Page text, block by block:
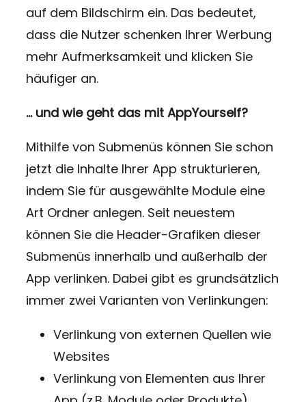
auf dem Bildschirm ein. Das bedeutet,
dass die Nutzer schenken Ihrer Werbung
mehr Aufmerksamkeit und klicken Sie
häufiger an.
… und wie geht das mit AppYourself?
Mithilfe von Submenüs können Sie schon
jetzt die Inhalte Ihrer App strukturieren,
indem Sie für ausgewählte Module eine
Art Ordner anlegen. Seit neuestem
können Sie die Header-Grafiken dieser
Submenüs innerhalb und außerhalb der
App verlinken.Dabei gibt es grundsätzlich
immer zwei Varianten von Verlinkungen:
Verlinkung von externen Quellen wie
Websites
Verlinkung von Elementen aus Ihrer